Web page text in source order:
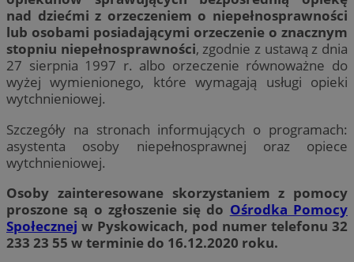
nad dziećmi z orzeczeniem o niepełnosprawności
lub osobami posiadającymi orzeczenie o znacznym
stopniu niepełnosprawności, zgodnie z ustawą z dnia
27 sierpnia 1997 r. albo orzeczenie równoważne do
wyżej wymienionego, które wymagają usługi opieki
wytchnieniowej.
Szczegóły na stronach informujących o programach:
asystenta osoby niepełnosprawnej oraz opiece
wytchnieniowej.
Osoby zainteresowane skorzystaniem z pomocy
proszone są o zgłoszenie się do Ośrodka Pomocy
Społecznej w Pyskowicach, pod numer telefonu 32
233 23 55 w terminie do 16.12.2020 roku.